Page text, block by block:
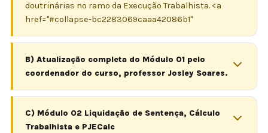
doutrinárias no ramo da Execução Trabalhista. <a
href="#collapse-bc2283069caaa42086b1"
B) Atualização completa do Módulo 01 pelo
coordenador do curso, professor Josley Soares.
C) Módulo 02 Liquidação de Sentença, Cálculo
Trabalhista e PJECalc